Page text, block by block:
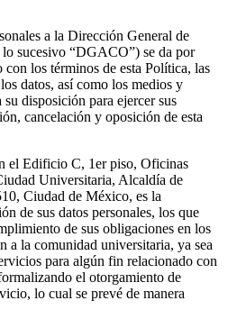
a la Dirección General de
sucesivo “DGACO”) se da por
con los términos de esta Política, las
datos, así como los medios y
disposición para ejercer sus
cancelación y oposición de esta
el Edificio C, 1er piso, Oficinas
Universitaria, Alcaldía de
Ciudad de México, es la
de sus datos personales, los que
de sus obligaciones en los
a la comunidad universitaria, ya sea
para algún fin relacionado con
el otorgamiento de
lo cual se prevé de manera